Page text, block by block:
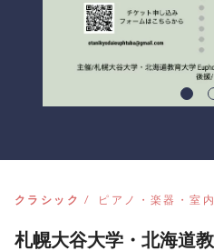
クラシック ピアノ・楽器・室
札幌大谷大学・北海道